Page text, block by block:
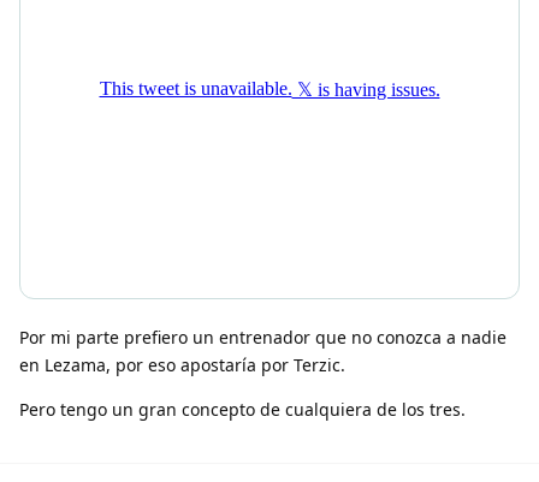
Por mi parte prefiero un entrenador que no conozca a nadie
en Lezama, por eso apostaría por Terzic.
Pero tengo un gran concepto de cualquiera de los tres.